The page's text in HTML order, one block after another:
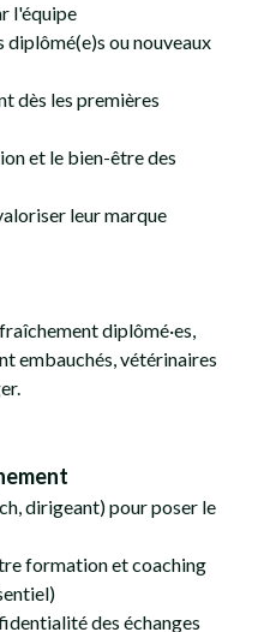
l'équipe
diplômé(e)s ou nouveaux
dès les premières
et le bien-être des
leur marque
diplômé·es,
embauchés, vétérinaires
dirigeant) pour poser le
formation et coaching
des échanges